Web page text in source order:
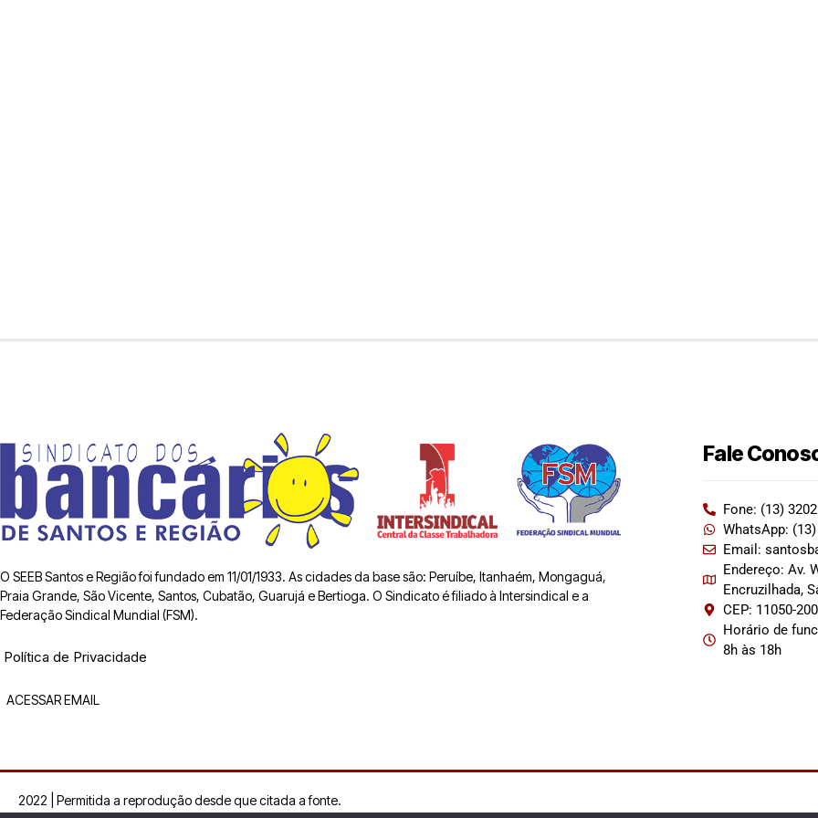
O SEEB Santos e Região foi fundado em 11/01/1933. As cidades da base são: Peruíbe, Itanhaém, Mongaguá,
Praia Grande, São Vicente, Santos, Cubatão, Guarujá e Bertioga. O Sindicato é filiado à Intersindical e a
Federação Sindical Mundial (FSM).
Política de Privacidade
ACESSAR EMAIL
Fale
Fone: (13)
WhatsApp:
Email:
Endereço: Av.
Encruzilhada,
CEP: 11050-200
Horário de
8h às 18h
2022 | Permitida a reprodução desde que citada a fonte.